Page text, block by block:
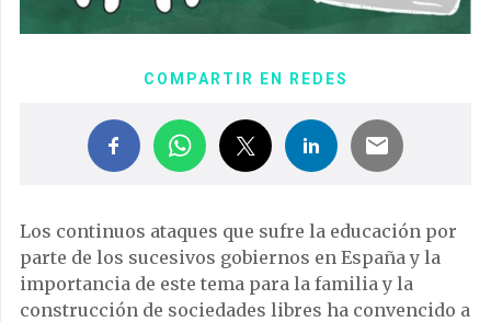
COMPARTIR EN REDES
Los continuos ataques que sufre la educación por
parte de los sucesivos gobiernos en España y la
importancia de este tema para la familia y la
construcción de sociedades libres ha convencido a